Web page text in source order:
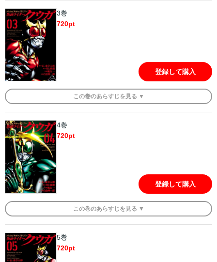
3巻
720pt
登録して購入
この巻のあらすじを 見る ▼
4巻
720pt
登録して購入
この巻のあらすじを 見る ▼
5巻
720pt